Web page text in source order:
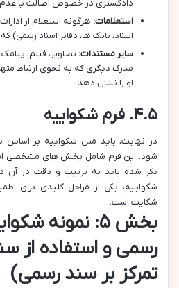
دادگستری در خصوص اصالت یا
استعلامات: هرگونه استعلام از
اسناد، بانک ها، دفاتر اسناد
سایر مستندات: تصاویر، فیلم، پیامک
مدرک دیگری که به نحوی ارتباط
او را نشان دهد.
۴.۵. فرم شکواییه
در نهایت، باید متن شکواییه بر اساس
شود. این فرم شامل بخش های مشخصی
ذکر شده باید به ترتیب و دقت در آن
شکواییه، یکی از مراحل کلیدی برای
شکایت است.
بخش ۵: نمونه
رسمی و استفاده از
تمرکز بر سند رسمی)